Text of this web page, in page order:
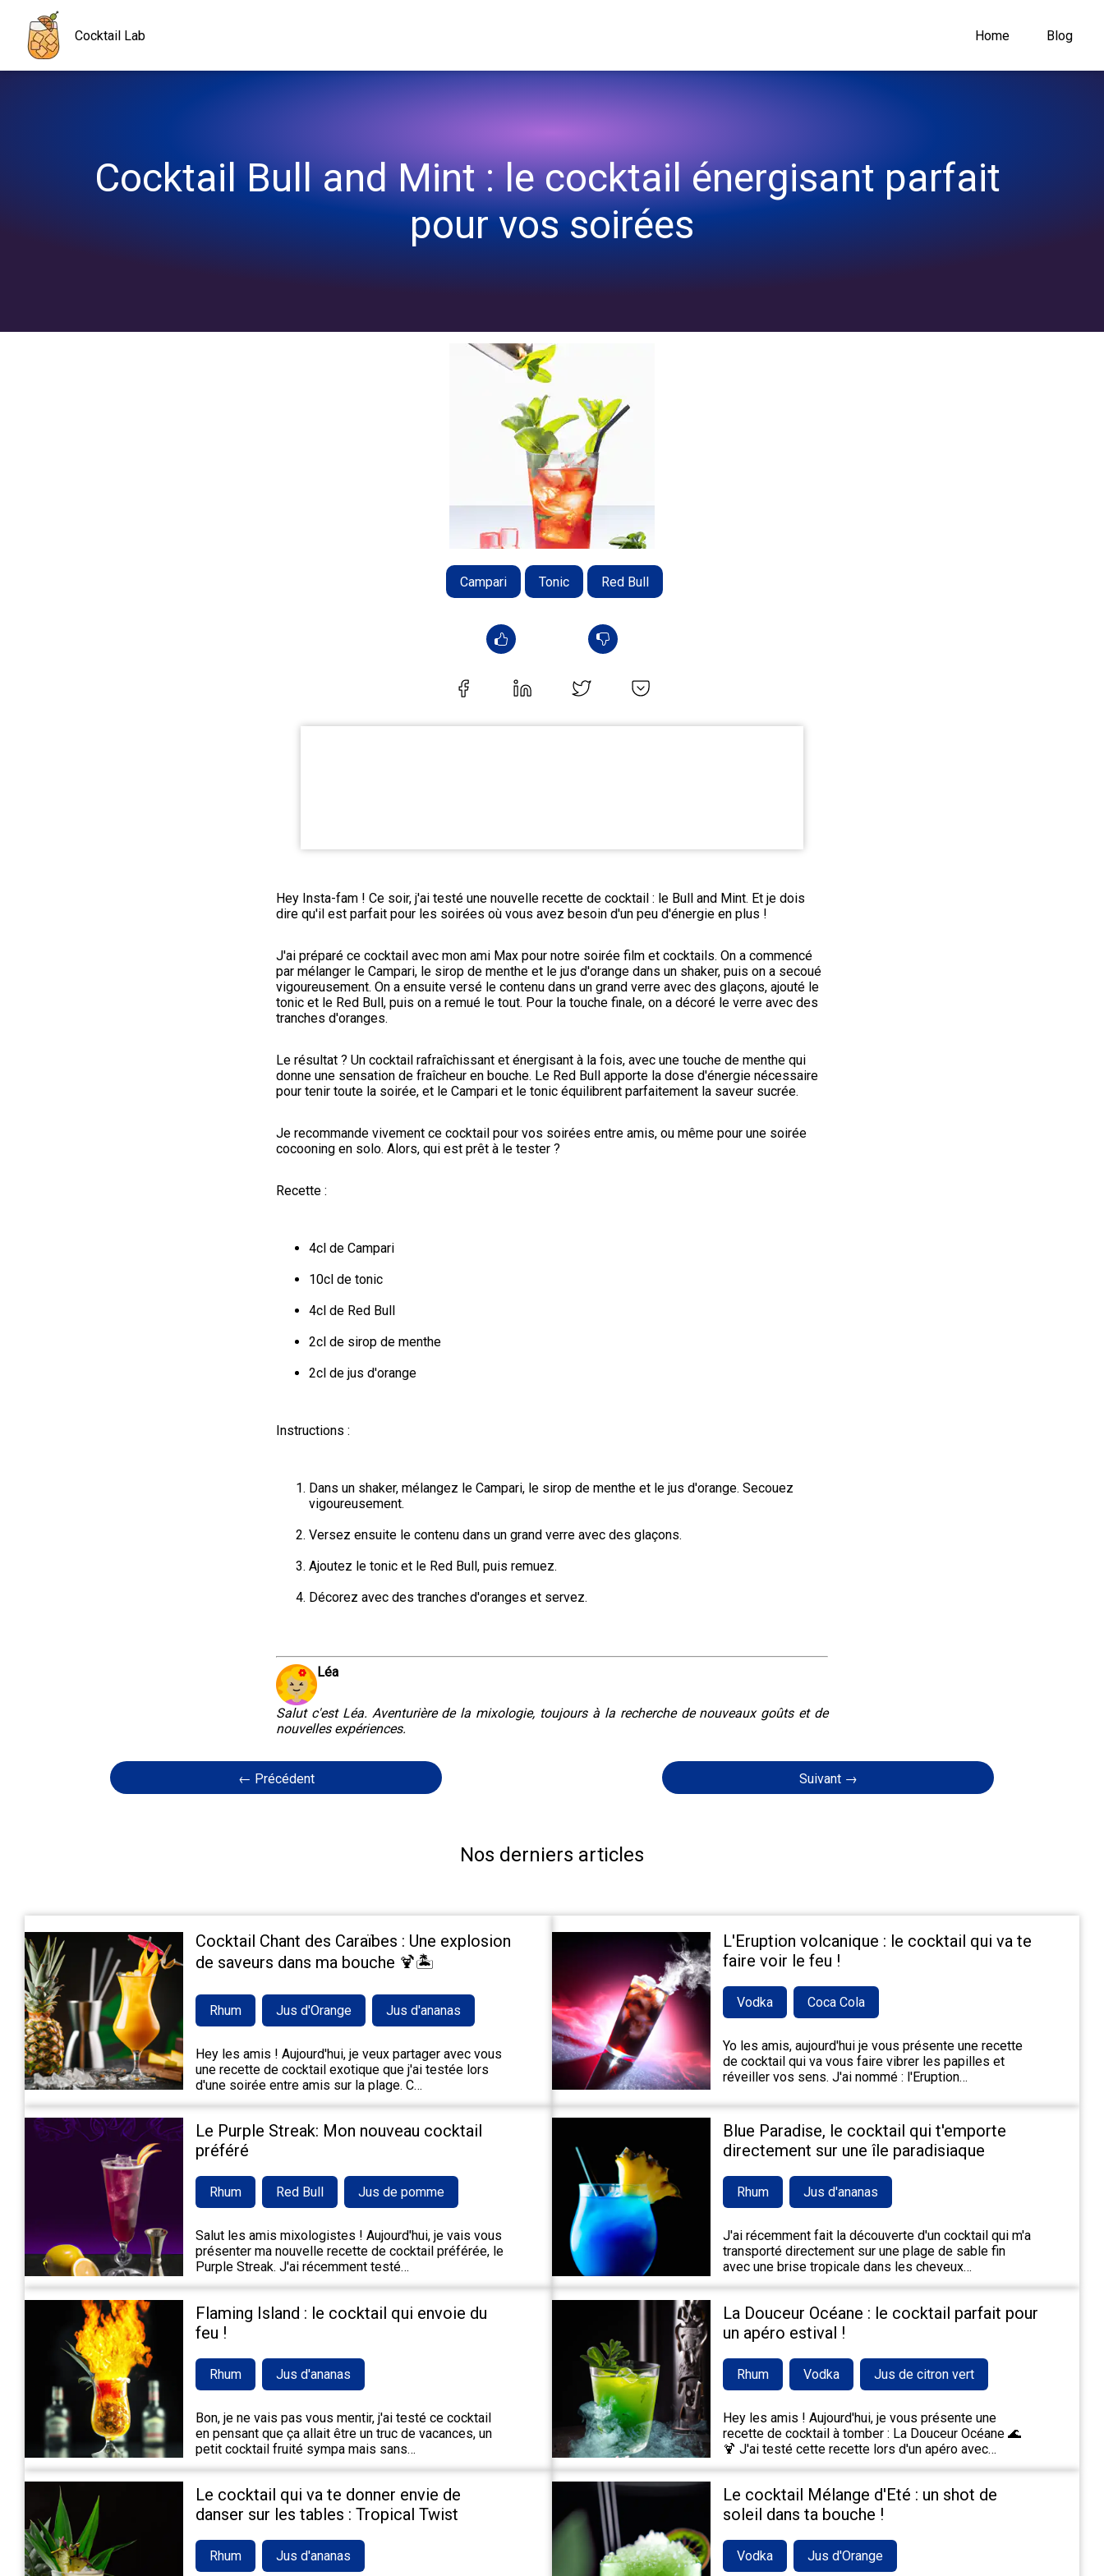
Cocktail Lab Home Blog
Cocktail Bull and Mint : le cocktail énergisant parfait
pour vos soirées
Campari Tonic Red Bull
Hey Insta-fam ! Ce soir, j'ai testé une nouvelle recette de cocktail : le Bull and Mint. Et je dois
dire qu'il est parfait pour les soirées où vous avez besoin d'un peu d'énergie en plus !
J'ai préparé ce cocktail avec mon ami Max pour notre soirée film et cocktails. On a commencé
par mélanger le Campari, le sirop de menthe et le jus d'orange dans un shaker, puis on a secoué
vigoureusement. On a ensuite versé le contenu dans un grand verre avec des glaçons, ajouté le
tonic et le Red Bull, puis on a remué le tout. Pour la touche finale, on a décoré le verre avec des
tranches d'oranges.
Le résultat ? Un cocktail rafraîchissant et énergisant à la fois, avec une touche de menthe qui
donne une sensation de fraîcheur en bouche. Le Red Bull apporte la dose d'énergie nécessaire
pour tenir toute la soirée, et le Campari et le tonic équilibrent parfaitement la saveur sucrée.
Je recommande vivement ce cocktail pour vos soirées entre amis, ou même pour une soirée
cocooning en solo. Alors, qui est prêt à le tester ?
Recette :
4cl de Campari
10cl de tonic
4cl de Red Bull
2cl de sirop de menthe
2cl de jus d'orange
Instructions :
Dans un shaker, mélangez le Campari, le sirop de menthe et le jus d'orange. Secouez
vigoureusement.
Versez ensuite le contenu dans un grand verre avec des glaçons.
Ajoutez le tonic et le Red Bull, puis remuez.
Décorez avec des tranches d'oranges et servez.
Léa
Salut c'est Léa. Aventurière de la mixologie, toujours à la recherche de nouveaux goûts et de
nouvelles expériences.
← Précédent Suivant →
Nos derniers articles
Cocktail Chant des Caraïbes : Une explosion
de saveurs dans ma bouche 🍹🏝️
Rhum Jus d'Orange Jus d'ananas
Hey les amis ! Aujourd'hui, je veux partager avec vous
une recette de cocktail exotique que j'ai testée lors
d'une soirée entre amis sur la plage. C…
L'Eruption volcanique : le cocktail qui va te
faire voir le feu !
Vodka Coca Cola
Yo les amis, aujourd'hui je vous présente une recette
de cocktail qui va vous faire vibrer les papilles et
réveiller vos sens. J'ai nommé : l'Eruption…
Le Purple Streak: Mon nouveau cocktail
préféré
Rhum Red Bull Jus de pomme
Salut les amis mixologistes ! Aujourd'hui, je vais vous
présenter ma nouvelle recette de cocktail préférée, le
Purple Streak. J'ai récemment testé…
Blue Paradise, le cocktail qui t'emporte
directement sur une île paradisiaque
Rhum Jus d'ananas
J'ai récemment fait la découverte d'un cocktail qui m'a
transporté directement sur une plage de sable fin
avec une brise tropicale dans les cheveux…
Flaming Island : le cocktail qui envoie du
feu !
Rhum Jus d'ananas
Bon, je ne vais pas vous mentir, j'ai testé ce cocktail
en pensant que ça allait être un truc de vacances, un
petit cocktail fruité sympa mais sans…
La Douceur Océane : le cocktail parfait pour
un apéro estival !
Rhum Vodka Jus de citron vert
Hey les amis ! Aujourd'hui, je vous présente une
recette de cocktail à tomber : La Douceur Océane 🌊
🍹 J'ai testé cette recette lors d'un apéro avec…
Le cocktail qui va te donner envie de
danser sur les tables : Tropical Twist
Rhum Jus d'ananas
Le cocktail Mélange d'Eté : un shot de
soleil dans ta bouche !
Vodka Jus d'Orange
Navigated to Cocktail Bull and Mint : le cocktail énergisant parfait pour vos soirées